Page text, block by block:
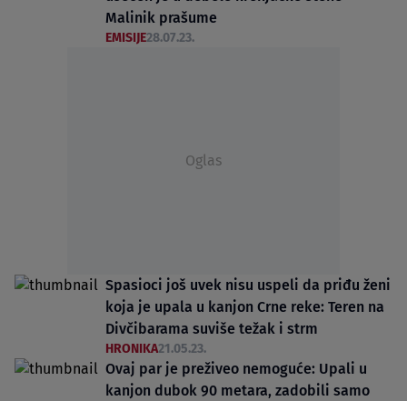
Malinik prašume
EMISIJE28.07.23.
Oglas
Spasioci još uvek nisu uspeli da priđu ženi
koja je upala u kanjon Crne reke: Teren na
Divčibarama suviše težak i strm
HRONIKA21.05.23.
Ovaj par je preživeo nemoguće: Upali u
kanjon dubok 90 metara, zadobili samo